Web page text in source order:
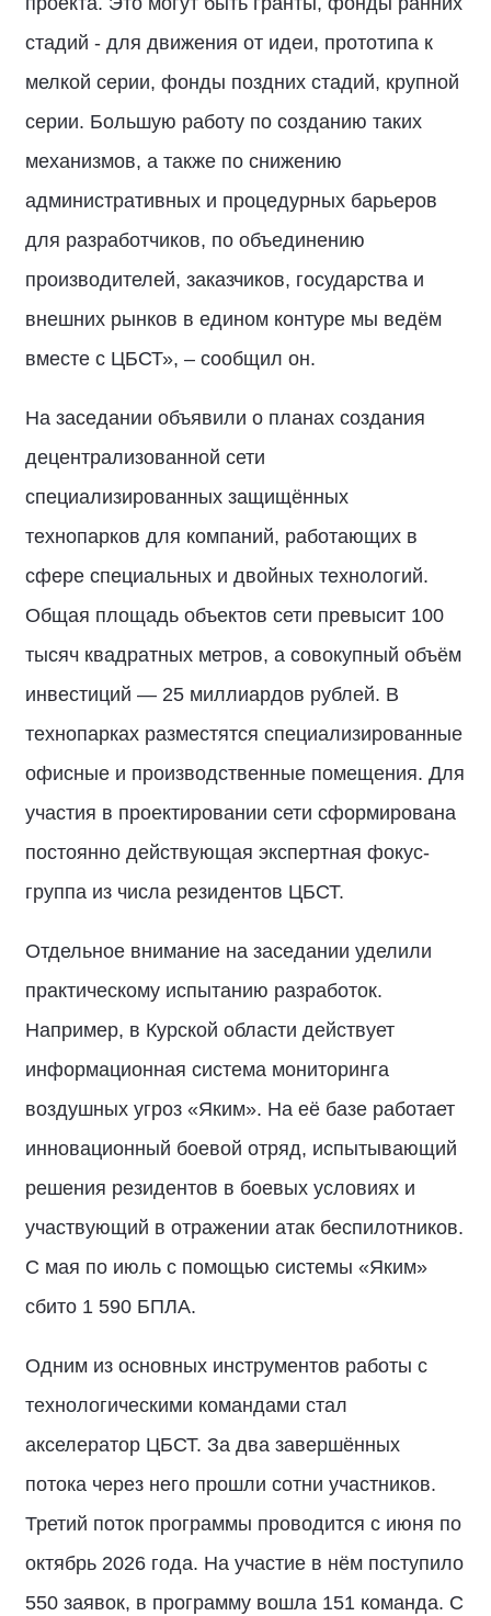
стадий - для движения от идеи, прототипа к
мелкой серии, фонды поздних стадий, крупной
серии. Большую работу по созданию таких
механизмов, а также по снижению
административных и процедурных барьеров
для разработчиков, по объединению
производителей, заказчиков, государства и
внешних рынков в едином контуре мы ведём
вместе с ЦБСТ», – сообщил он.
На заседании объявили о планах создания
децентрализованной сети
специализированных защищённых
технопарков для компаний, работающих в
сфере специальных и двойных технологий.
Общая площадь объектов сети превысит 100
тысяч квадратных метров, а совокупный объём
инвестиций — 25 миллиардов рублей. В
технопарках разместятся специализированные
офисные и производственные помещения. Для
участия в проектировании сети сформирована
постоянно действующая экспертная фокус-
группа из числа резидентов ЦБСТ.
Отдельное внимание на заседании уделили
практическому испытанию разработок.
Например, в Курской области действует
информационная система мониторинга
воздушных угроз «Яким». На её базе работает
инновационный боевой отряд, испытывающий
решения резидентов в боевых условиях и
участвующий в отражении атак беспилотников.
С мая по июль с помощью системы «Яким»
сбито 1 590 БПЛА.
Одним из основных инструментов работы с
технологическими командами стал
акселератор ЦБСТ. За два завершённых
потока через него прошли сотни участников.
Третий поток программы проводится с июня по
октябрь 2026 года. На участие в нём поступило
550 заявок, в программу вошла 151 команда. С